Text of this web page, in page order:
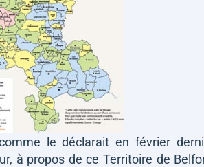
le déclarait en février
à propos de ce Territoire de